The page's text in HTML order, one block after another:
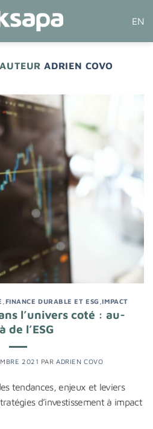
EN
ADRIEN COVO
FINANCE DURABLE ET ESG ,IMPACT
l’univers coté : au-
de l’ESG
2021 PARADRIEN COVO
tendances, enjeux et leviers
d’investissement à impact